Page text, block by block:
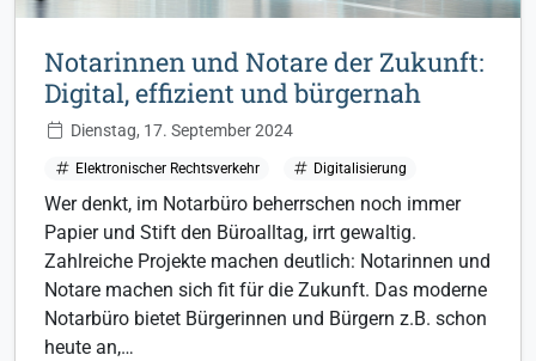
Notarinnen und Notare der Zukunft:
Digital, effizient und bürgernah
Dienstag, 17. September 2024
Elektronischer Rechtsverkehr Digitalisierung
Wer denkt, im Notarbüro beherrschen noch immer
Papier und Stift den Büroalltag, irrt gewaltig.
Zahlreiche Projekte machen deutlich: Notarinnen und
Notare machen sich fit für die Zukunft. Das moderne
Notarbüro bietet Bürgerinnen und Bürgern z.B. schon
heute an,…